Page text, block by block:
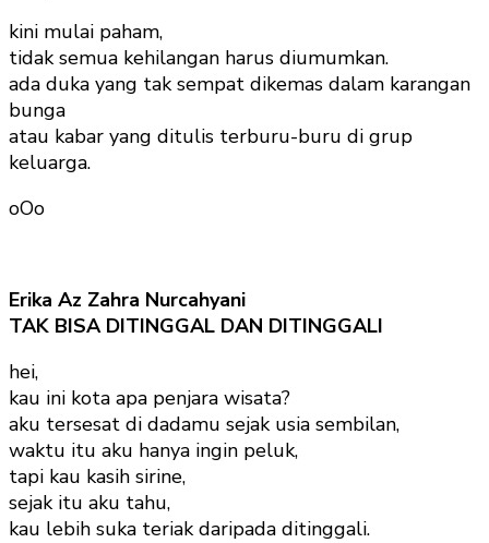
kini mulai paham,
tidak semua kehilangan harus diumumkan.
ada duka yang tak sempat dikemas dalam karangan
bunga
atau kabar yang ditulis terburu-buru di grup
keluarga.
oOo
Erika Az Zahra Nurcahyani
TAK BISA DITINGGAL DAN DITINGGALI
hei,
kau ini kota apa penjara wisata?
aku tersesat di dadamu sejak usia sembilan,
waktu itu aku hanya ingin peluk,
tapi kau kasih sirine,
sejak itu aku tahu,
kau lebih suka teriak daripada ditinggali.